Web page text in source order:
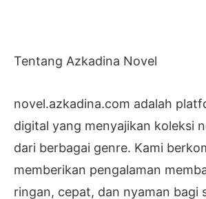
Tentang Azkadina Novel
novel.azkadina.com adalah
digital yang menyajikan koleksi
dari berbagai genre. Kami
memberikan pengalaman
ringan, cepat, dan nyaman bagi